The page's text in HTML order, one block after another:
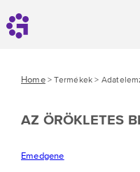
Home> Termékek >
AZ ÖRÖKLETES
Emedgene